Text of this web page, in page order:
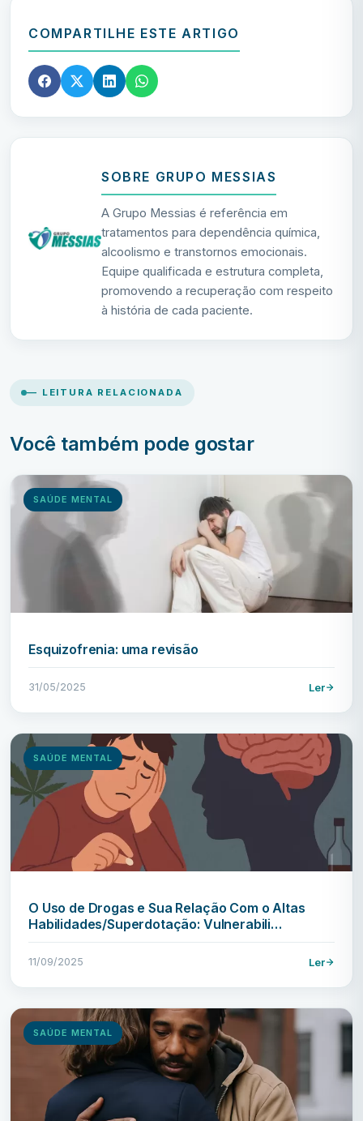
COMPARTILHE ESTE ARTIGO
SOBRE GRUPO MESSIAS
A Grupo Messias é referência em
tratamentos para dependência química,
alcoolismo e transtornos emocionais.
Equipe qualificada e estrutura completa,
promovendo a recuperação com respeito
à história de cada paciente.
— LEITURA RELACIONADA
Você também pode gostar
SAÚDE MENTAL
Esquizofrenia: uma revisão
31/05/2025 Ler
SAÚDE MENTAL
O Uso de Drogas e Sua Relação Com o Altas
Habilidades/Superdotação: Vulnerabili…
11/09/2025 Ler
SAÚDE MENTAL